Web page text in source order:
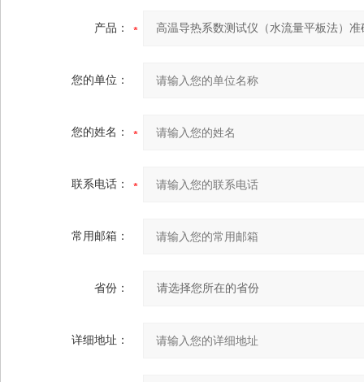
产品：
您的单位：
您的姓名：
联系电话：
常用邮箱：
省份：
详细地址：